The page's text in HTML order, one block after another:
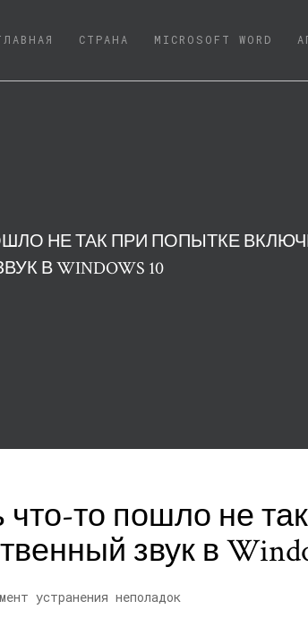
(CURRENT)
СТРАНА MICROSOFT WORD
НЕ ТАК ПРИ ПОПЫТКЕ
В WINDOWS 10
что-то пошло не
звук в
устранения неполадок